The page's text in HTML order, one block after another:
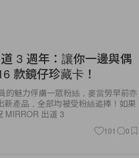
3 週年：讓你一邊與偶
款鏡仔珍藏卡！
的魅力俘虜一眾粉絲，麥當勞早前亦
產品，全部均被受粉絲追捧！如果
MIRROR 出道 3
101 0